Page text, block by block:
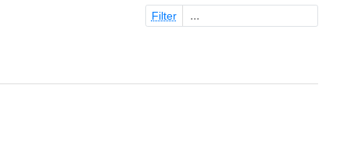
Filter